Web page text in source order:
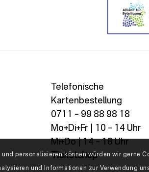
Telefonische
Kartenbestellung
0711 – 99 88 98 18
Mo+Di+Fr | 10 – 14 Uhr
Mi+Do | 14 – 18 Uhr
Ticketshop
personalisieren können würden wir gerne
und Informationen zur Verwendung